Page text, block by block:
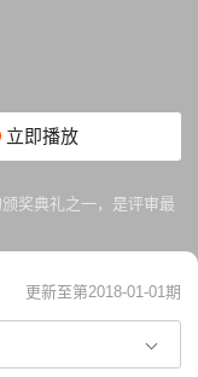
立即播放
奖典礼之一，是评审最
更新至第2018-01-01期